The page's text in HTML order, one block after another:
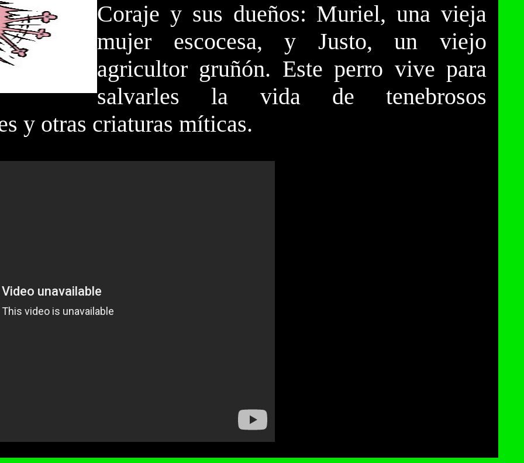
Coraje y sus dueños: Muriel, una vieja
mujer escocesa, y Justo, un viejo
agricultor gruñón. Este perro vive para
salvarles la vida de tenebrosos
y otras criaturas míticas.